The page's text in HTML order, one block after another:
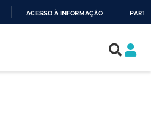
ACESSO À INFORMAÇÃO